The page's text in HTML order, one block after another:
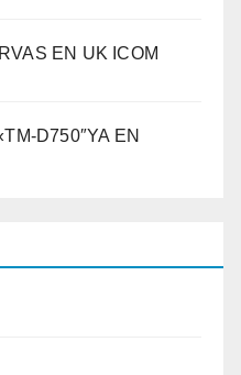
EN UK ICOM
D750″YA EN